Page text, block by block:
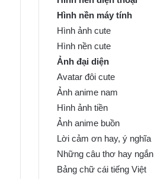
Hình nền máy tính
Hình ảnh cute
Hình nền cute
Ảnh đại diện
Avatar đôi cute
Ảnh anime nam
Hình ảnh tiền
Ảnh anime buồn
Lời cảm ơn hay, ý nghĩa
Những câu thơ hay ngắn
Bảng chữ cái tiếng Việt